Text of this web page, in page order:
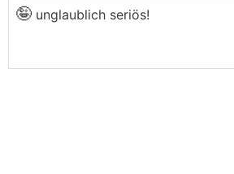
direkt uns so entgegenkommt,
nicht gerechnet.
🤪 unglaublich seriös!